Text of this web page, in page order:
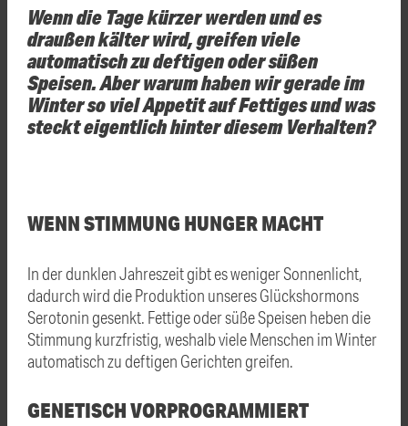
Wenn die Tage kürzer werden und es
draußen kälter wird, greifen viele
automatisch zu deftigen oder süßen
Speisen. Aber warum haben wir gerade im
Winter so viel Appetit auf Fettiges und was
steckt eigentlich hinter diesem Verhalten?
WENN STIMMUNG HUNGER MACHT
In der dunklen Jahreszeit gibt es weniger Sonnenlicht,
dadurch wird die Produktion unseres Glückshormons
Serotonin gesenkt. Fettige oder süße Speisen heben die
Stimmung kurzfristig, weshalb viele Menschen im Winter
automatisch zu deftigen Gerichten greifen.
GENETISCH VORPROGRAMMIERT